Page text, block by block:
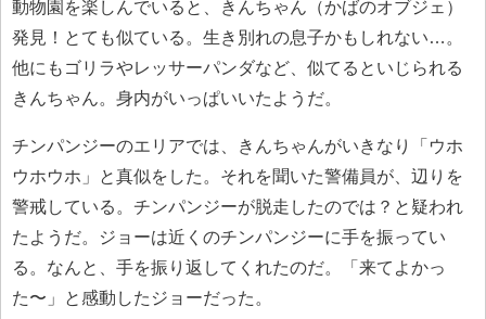
動物園を楽しんでいると、きんちゃん（かばのオブジェ）
発見！とても似ている。生き別れの息子かもしれない…。
他にもゴリラやレッサーパンダなど、似てるといじられる
きんちゃん。身内がいっぱいいたようだ。
チンパンジーのエリアでは、きんちゃんがいきなり「ウホ
ウホウホ」と真似をした。それを聞いた警備員が、辺りを
警戒している。チンパンジーが脱走したのでは？と疑われ
たようだ。ジョーは近くのチンパンジーに手を振ってい
る。なんと、手を振り返してくれたのだ。「来てよかっ
た〜」と感動したジョーだった。